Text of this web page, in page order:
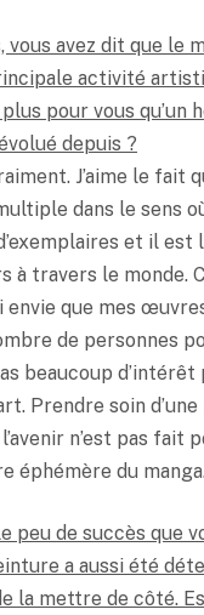
vous avez dit que le
activité
pour vous qu’un
depuis ?
J’aime le fait
dans le sens
et il est
à travers le monde.
envie que mes
de personnes
beaucoup d’intérêt
Prendre soin
n’est pas fait
éphémère du
peu de succès que
a aussi été
la mettre de côté.